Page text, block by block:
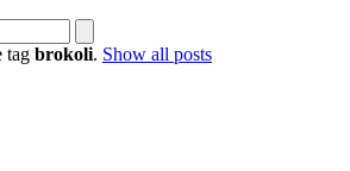
tag brokoli. Show all posts